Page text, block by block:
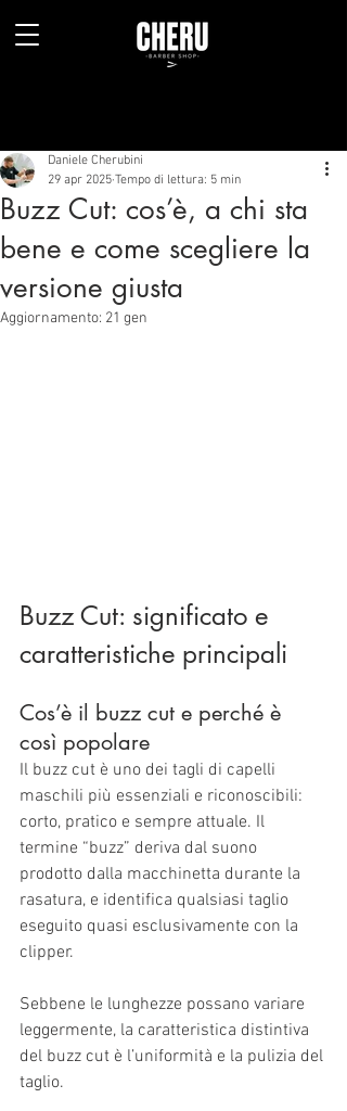
Buzz Cut: cos’è, a chi sta
bene e come scegliere la
versione giusta
Daniele Cherubini
29 apr 2025 Tempo di lettura: 5 min
Aggiornamento: 21 gen
Buzz Cut: significato e
caratteristiche principali
Cos’è il buzz cut e perché è
così popolare
Il buzz cut è uno dei tagli di capelli
maschili più essenziali e riconoscibili:
corto, pratico e sempre attuale. Il
termine “buzz” deriva dal suono
prodotto dalla macchinetta durante la
rasatura, e identifica qualsiasi taglio
eseguito quasi esclusivamente con la
clipper.
Sebbene le lunghezze possano variare
leggermente, la caratteristica distintiva
del buzz cut è l’uniformità e la pulizia del
taglio.